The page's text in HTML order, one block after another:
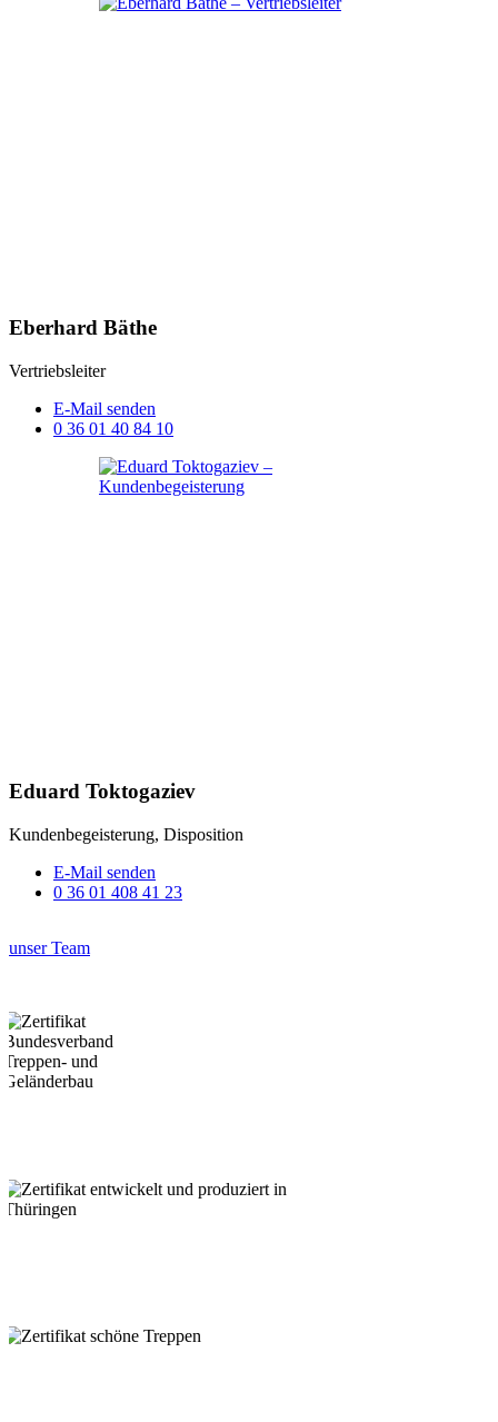
Eberhard Bäthe
Vertriebsleiter
E-Mail senden
0 36 01 40 84 10
Eduard Toktogaziev
Kundenbegeisterung, Disposition
E-Mail senden
0 36 01 408 41 23
unser Team